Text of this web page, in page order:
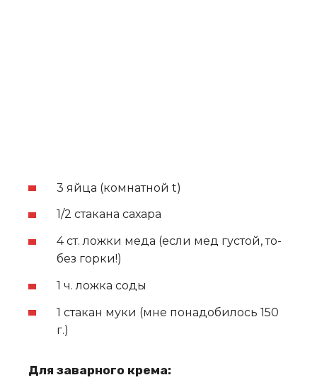
3 яйца (комнатной t)
1/2 cтакана сахара
4 ст. ложки меда (если мед густой, то-
без горки!)
1 ч. ложка соды
1 стакан муки (мне понадобилось 150
г.)
Для заварного крема: